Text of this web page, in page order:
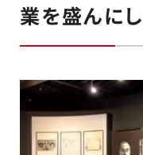
業を盛んに